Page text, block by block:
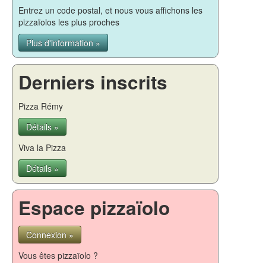
Entrez un code postal, et nous vous affichons les
pizzaïolos les plus proches
Plus d'information »
Derniers inscrits
Pizza Rémy
Détails »
Viva la Pizza
Détails »
Espace pizzaïolo
Connexion »
Vous êtes pizzaïolo ?